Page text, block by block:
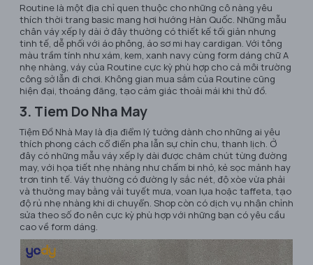
Routine là một địa chỉ quen thuộc cho những cô nàng yêu
thích thời trang basic mang hơi hướng Hàn Quốc. Những mẫu
chân váy xếp ly dài ở đây thường có thiết kế tối giản nhưng
tinh tế, dễ phối với áo phông, áo sơ mi hay cardigan. Với tông
màu trầm tính như xám, kem, xanh navy cùng form dáng chữ A
nhẹ nhàng, váy của Routine cực kỳ phù hợp cho cả môi trường
công sở lẫn đi chơi. Không gian mua sắm của Routine cũng
hiện đại, thoáng đãng, tạo cảm giác thoải mái khi thử đồ.
3. Tiem Do Nha May
Tiệm Đồ Nhà May là địa điểm lý tưởng dành cho những ai yêu
thích phong cách cổ điển pha lẫn sự chỉn chu, thanh lịch. Ở
đây có những mẫu váy xếp ly dài được chăm chút từng đường
may, với họa tiết nhẹ nhàng như chấm bi nhỏ, kẻ sọc mảnh hay
trơn tinh tế. Váy thường có đường ly sắc nét, độ xòe vừa phải
và thường may bằng vải tuyết mưa, voan lụa hoặc taffeta, tạo
độ rủ nhẹ nhàng khi di chuyển. Shop còn có dịch vụ nhận chỉnh
sửa theo số đo nên cực kỳ phù hợp với những bạn có yêu cầu
cao về form dáng.